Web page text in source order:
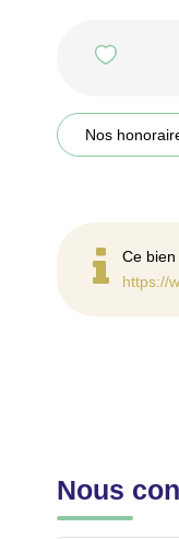
Nos
Ce
https://
Nous